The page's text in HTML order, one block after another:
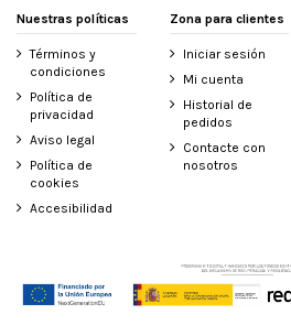
Nuestras políticas
Términos y
condiciones
Política de
privacidad
Aviso legal
Política de
cookies
Accesibilidad
Zona para clientes
Iniciar sesión
Mi cuenta
Historial de
pedidos
Contacte con
nosotros